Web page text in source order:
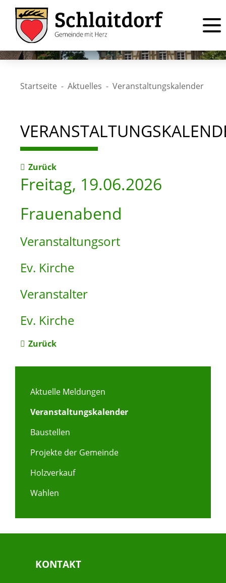
Startseite Aktuelles Veranstaltungskalender
Zurück
Freitag, 19.06.2026
Frauenabend
Veranstaltungsort
Ev. Kirche
Veranstalter
Ev. Kirche
Zurück
Aktuelle Meldungen
Veranstaltungskalender
Baustellen
Projekte der Gemeinde
Holzverkauf
Wahlen
KONTAKT